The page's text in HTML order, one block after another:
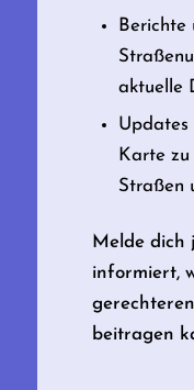
Berichte
aktuelle
Updates
Karte
Straßen
Melde dich
informiert,
beitragen